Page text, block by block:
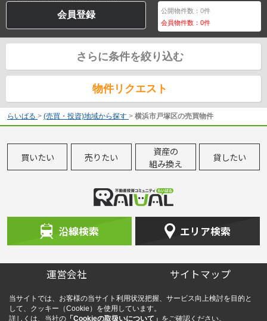
会員登録 公開物件数：0件
会員物件数：0件
さらに条件を絞り込む
物件リクエスト
らいばる > (売買・投資)地域から探す > 横浜市戸塚区の売買物件
買いたい 売りたい
資産の
組み換え
貸したい
沿線検索 エリア検索
運営会社 サイトマップ
当サイトでは、お客様の当サイト利用状況把握、サービス向上検討を目的と
して、クッキー（Cookie）を使用しています。
詳しくは、当社の 「Cookieの取扱いについて」 をご確認ください。